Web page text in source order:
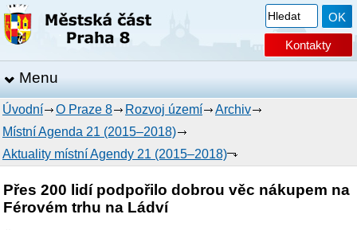
Kontakty
Menu
Úvodní O Praze 8 Rozvoj území
Archiv
Místní Agenda 21 (2015–2018)
Aktuality místní Agendy 21 (2015–2018)
Přes 200 lidí podpořilo dobrou věc nákupem na
Férovém trhu na Ládví